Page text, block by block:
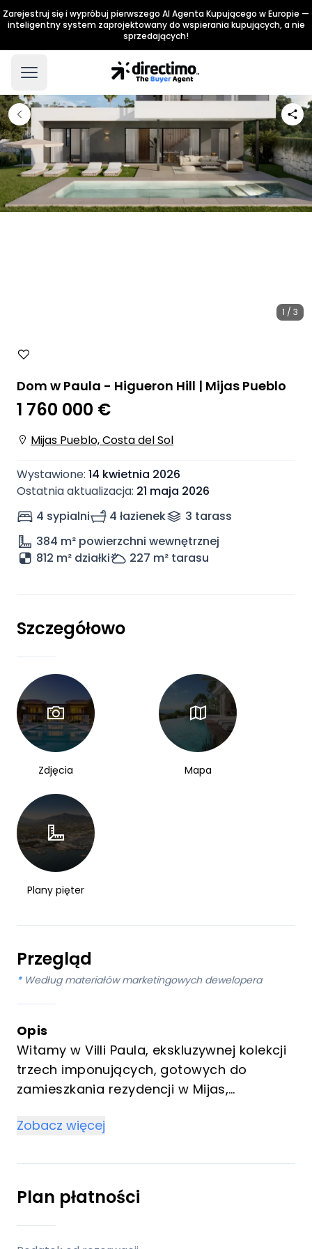
Zarejestruj się i wypróbuj pierwszego AI Agenta Kupującego w Europie —
inteligentny system zaprojektowany do wspierania kupujących, a nie
sprzedających!
1 / 3
Dom w Paula - Higueron Hill | Mijas Pueblo
1 760 000 €
Mijas Pueblo, Costa del Sol
Wystawione: 14 kwietnia 2026
Ostatnia aktualizacja: 21 maja 2026
4 sypialni
4 łazienek 3 tarass
384 m² powierzchni wewnętrznej
812 m² działki
227 m² tarasu
Szczegółowo
Zdjęcia Mapa
Plany pięter
Przegląd
* Według materiałów marketingowych dewelopera
Opis
Witamy w Villi Paula, ekskluzywnej kolekcji
trzech imponujących, gotowych do
zamieszkania rezydencji w Mijas,
wyrafinowania na Costa del Sol. Te
elegancję z otaczającą je naturą, każda z
nich oferuje 4 sypialnie, 4 łazienki i
prywatny basen. Zaprojektowane, aby
rozkoszować zmysły i uszczęśliwiać duszę,
te nieruchomości stanowią oazę spokoju i
Zobacz więcej
Plan płatności